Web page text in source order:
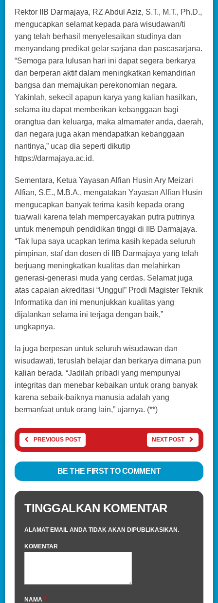
Rektor IIB Darmajaya, RZ Abdul Aziz, S.T., M.T., Ph.D.,
mengucapkan selamat kepada para wisudawan/ti
yang telah berhasil menyelesaikan studinya dan
menyandang predikat gelar sarjana dan pascasarjana.
“Semoga para lulusan hari ini dapat segera berkarya
dan berperan aktif dalam meningkatkan kemandirian
bangsa dan memajukan perekonomian negara.
Yakinlah, sekecil apapun karya yang kalian hasilkan,
selama itu dapat memberikan kebanggaan bagi
orangtua dan keluarga, maka almamater anda, daerah,
dan negara juga akan mendapatkan kebanggaan
nantinya,” ucap dia seperti dikutip
https://darmajaya.ac.id.
Sementara, Ketua Yayasan Alfian Husin Ary Meizari
Alfian, S.E., M.B.A., mengatakan Yayasan Alfian Husin
mengucapkan banyak terima kasih kepada orang
tua/wali karena telah mempercayakan putra putrinya
untuk menempuh pendidikan tinggi di IIB Darmajaya.
“Tak lupa saya ucapkan terima kasih kepada seluruh
pimpinan, staf dan dosen di IIB Darmajaya yang telah
berjuang meningkatkan kualitas dan melahirkan
generasi-generasi muda yang cerdas. Selamat juga
atas capaian akreditasi “Unggul” Prodi Magister Teknik
Informatika dan ini menunjukkan kualitas yang
dijalankan selama ini terjaga dengan baik,”
ungkapnya.
Ia juga berpesan untuk seluruh wisudawan dan
wisudawati, teruslah belajar dan berkarya dimana pun
kalian berada. “Jadilah pribadi yang mempunyai
integritas dan menebar kebaikan untuk orang banyak
karena sebaik-baiknya manusia adalah yang
bermanfaat untuk orang lain,” ujarnya. (**)
PREVIOUS POST NEXT POST
BE THE FIRST TO COMMENT
TINGGALKAN KOMENTAR
ALAMAT EMAIL ANDA TIDAK AKAN DIPUBLIKASIKAN.
KOMENTAR
NAMA *